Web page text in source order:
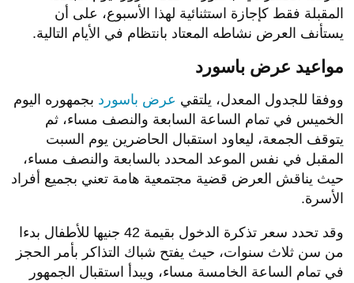
المقبلة فقط كإجازة استثنائية لهذا الأسبوع، على أن
يستأنف العرض نشاطه المعتاد بانتظام في الأيام التالية.
مواعيد عرض باسورد
ووفقا للجدول المعدل، يلتقي عرض باسورد بجمهوره اليوم
الخميس في تمام الساعة السابعة والنصف مساء، ثم
يتوقف الجمعة، ليعاود استقبال الحاضرين يوم السبت
المقبل في نفس الموعد المحدد بالسابعة والنصف مساء،
حيث يناقش العرض قضية مجتمعية هامة تعني بجميع أفراد
الأسرة.
وقد تحدد سعر تذكرة الدخول بقيمة 42 جنيها للأطفال بدءا
من سن ثلاث سنوات، حيث يفتح شباك التذاكر بأمر الحجز
في تمام الساعة الخامسة مساء، ويبدأ استقبال الجمهور